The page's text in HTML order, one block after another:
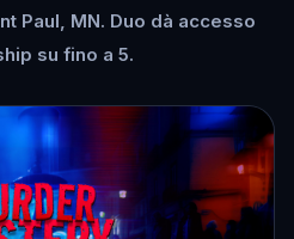
Paul, MN. Duo dà accesso
su fino a 5.